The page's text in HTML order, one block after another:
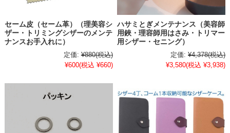
セーム皮（セーム革）（理美容シ
ザー・トリミングシザーのメンテ
ナンスお手入れに）
定価: ¥880(税込)
¥600(税込 ¥660)
ハサミとぎメンテナンス（美容師
用鋏・理容師用はさみ・トリマー
用シザー・セニング）
定価: ¥4,378(税込)
¥3,580(税込 ¥3,938)